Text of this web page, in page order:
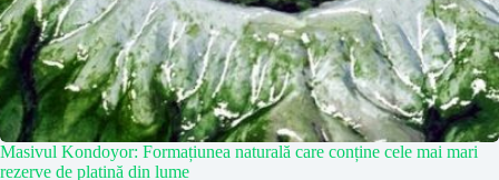
Masivul Kondoyor: Formațiunea naturală care conține cele mai mari
rezerve de platină din lume